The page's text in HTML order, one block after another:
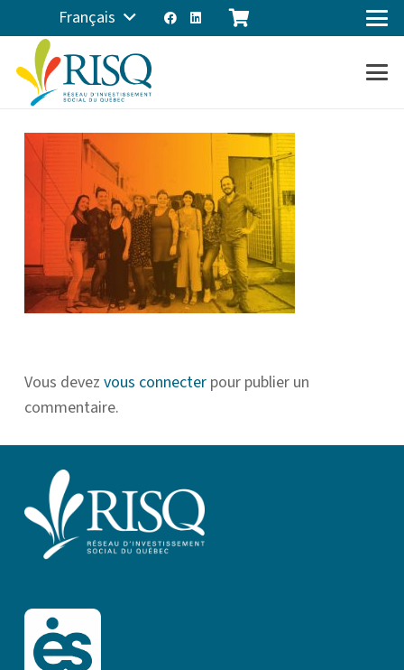
Français
Vous devez vous connecter pour publier un
commentaire.